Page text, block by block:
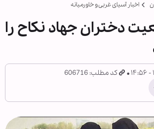
اخبار آسیای غربی و خاورمیانه
دختران جهاد نکاح را
کد مطلب: 606716